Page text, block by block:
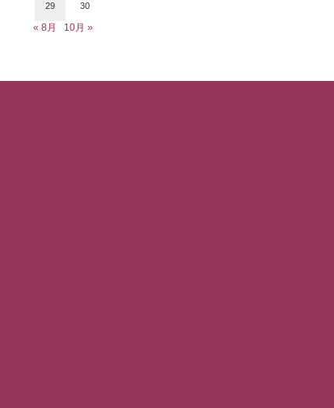
29 30
« 8月 10月 »